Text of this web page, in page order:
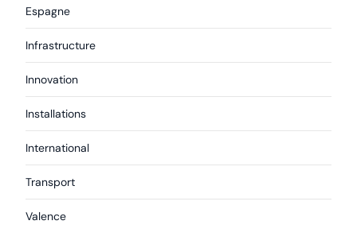
Espagne
Infrastructure
Innovation
Installations
International
Transport
Valence